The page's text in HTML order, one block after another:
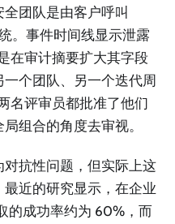
团队是由客户呼叫
。事件时间线显示泄露
在审计摘要扩大其字段
个团队、另一个迭代周
名评审员都批准了他们
组合的角度去审视。
抗性问题，但实际上这
近的研究显示，在企业
的成功率约为 60%，而